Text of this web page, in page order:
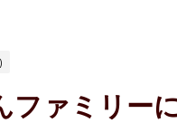
ファミリー